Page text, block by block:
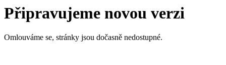
Připravujeme novou verzi
Omlouváme se, stránky jsou dočasně nedostupné.